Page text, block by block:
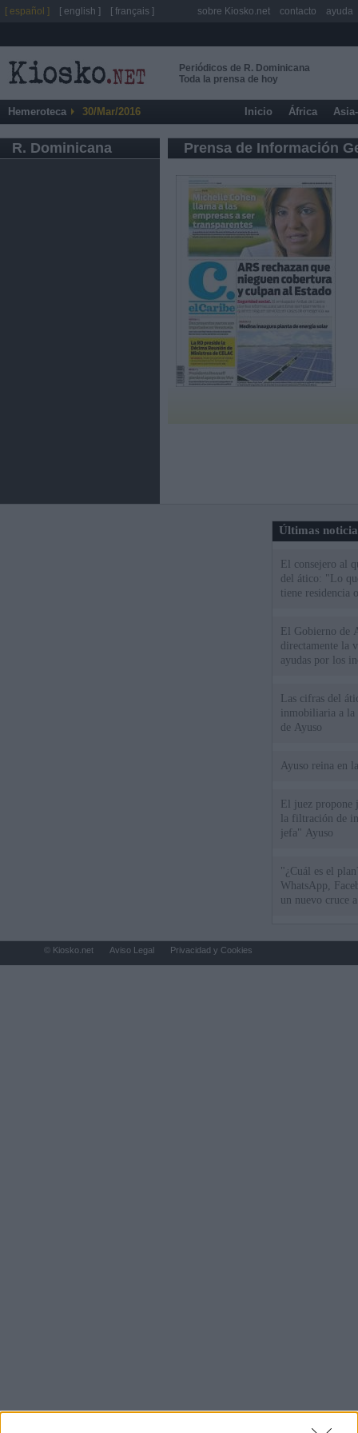
Periódicos de R. Dominicana
Toda la prensa de hoy
Hemeroteca 30/Mar/2016 Inicio África
R. Dominicana Prensa de Información
Últimas
El consejero al
del ático: "Lo
tiene residencia
El Gobierno de
directamente la
ayudas por los
Las cifras del
inmobiliaria a la
de Ayuso
Ayuso reina en
El juez propone
la filtración de
jefa" Ayuso
"¿Cuál es el
WhatsApp,
un nuevo cruce
[ español ] [ english ] [ français ] sobre Kiosko.net contacto ayuda
© Kiosko.net Aviso Legal Privacidad y Cookies